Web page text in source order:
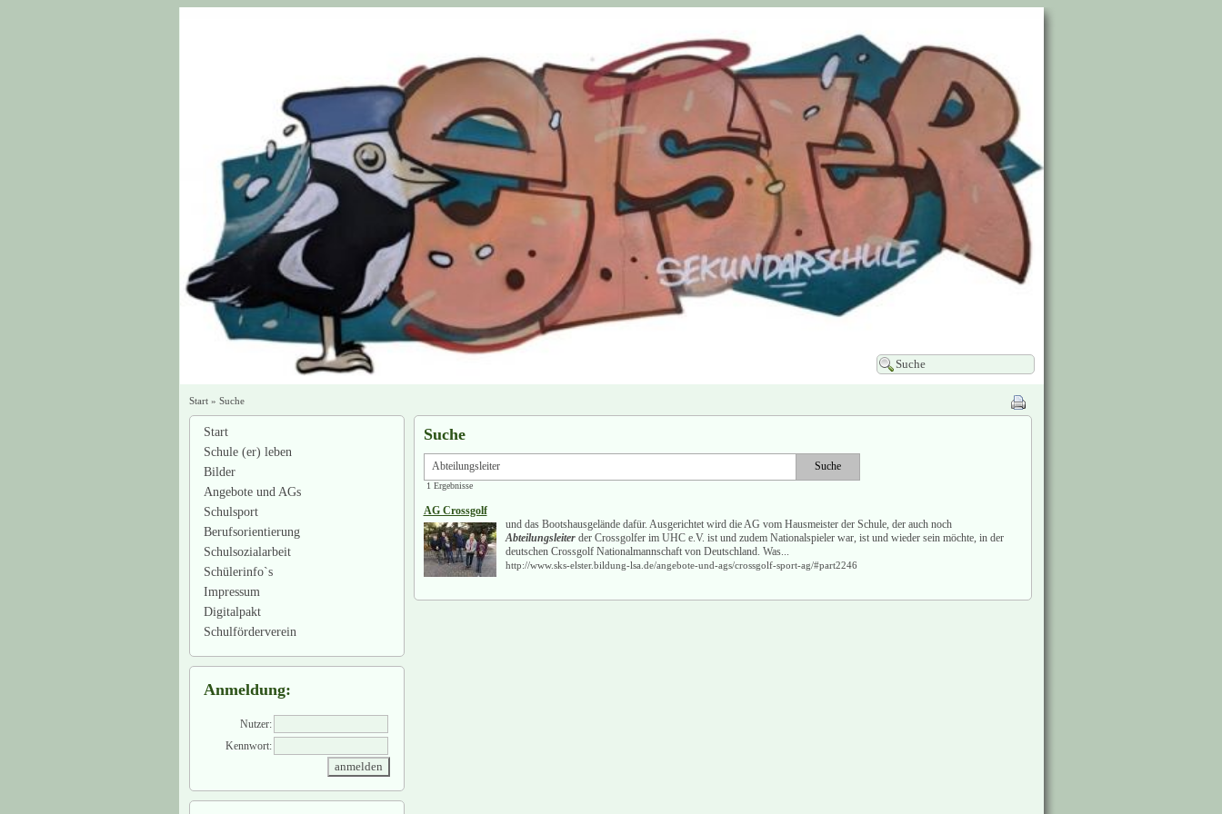
Start» Suche
Start
Schule (er) leben
Bilder
Angebote und AGs
Schulsport
Berufsorientierung
Schulsozialarbeit
Schülerinfo`s
Impressum
Digitalpakt
Schulförderverein
Anmeldung:
Nutzer:
Kennwort:
Suche
1 Ergebnisse
AG Crossgolf
und das Bootshausgelände dafür. Ausgerichtet wird die AG vom Hausmeister der Schule, der auch noch
Abteilungsleiterder Crossgolfer im UHC e.V. ist und zudem Nationalspieler war, ist und wieder sein möchte, in der
deutschen Crossgolf Nationalmannschaft von Deutschland. Was...
http://www.sks-elster.bildung-lsa.de/angebote-und-ags/crossgolf-sport-ag/#part2246